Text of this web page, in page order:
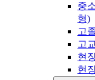
중
형)
고
고
현
현